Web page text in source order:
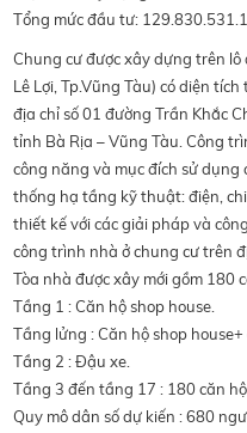
Tổng mức đầu tư:
Chung cư được xây dựng trên
Lê Lợi, Tp.Vũng Tàu) có diện
địa chỉ số 01 đường Trần Khắc
tỉnh Bà Rịa – Vũng Tàu. Công
công năng và mục đích sử dụng
thống hạ tầng kỹ thuật: điện,
thiết kế với các giải pháp và
công trình nhà ở chung cư trên
Tòa nhà được xây mới gồm 180
Tầng 1 : Căn hộ shop house.
Tầng lửng : Căn hộ shop house+
Tầng 2 : Đậu xe.
Tầng 3 đến tầng 17 : 180 căn hộ.
Quy mô dân số dự kiến : 680